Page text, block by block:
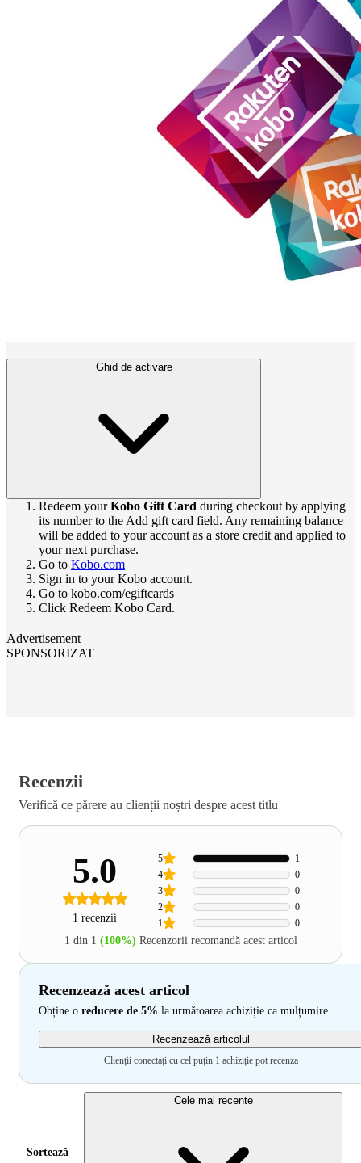
Ghid de activare
Redeem yourKobo Gift Card during checkout by applying
its number to the Add gift card field. Any remaining balance
will be added to your account as a store credit and applied to
your next purchase.
Go to Kobo.com
Sign in to your Kobo account.
Go to kobo.com/egiftcards
Click Redeem Kobo Card.
Advertisement
SPONSORIZAT
Recenzii
Verifică ce părere au clienții noștri despre acest titlu
5.0
1 recenzii 1 0
2 0
3 0
4 0
5 1
1 din 1 (100%) Recenzorii recomandă acest articol
Recenzează acest articol
Obține o reducere de 5% la următoarea achiziție ca mulțumire
Recenzează articolul
Clienții conectați cu cel puțin 1 achiziție pot recenza
Sortează
Cele mai recente